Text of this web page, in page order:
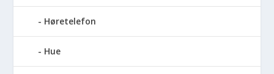
Høretelefon
Hue